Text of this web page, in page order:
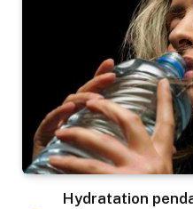
Hydratation